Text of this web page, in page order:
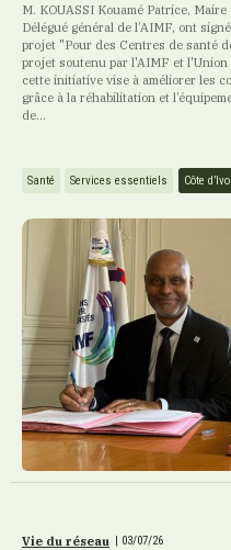
M. KOUASSI Kouamé Patrice,
Délégué général de l’AIMF, ont
projet "Pour des Centres de santé
projet soutenu par l'AIMF et l'Union
cette initiative vise à améliorer les
grâce à la réhabilitation et
de...
Santé Services essentiels Côte
Vie du réseau | 03/07/26